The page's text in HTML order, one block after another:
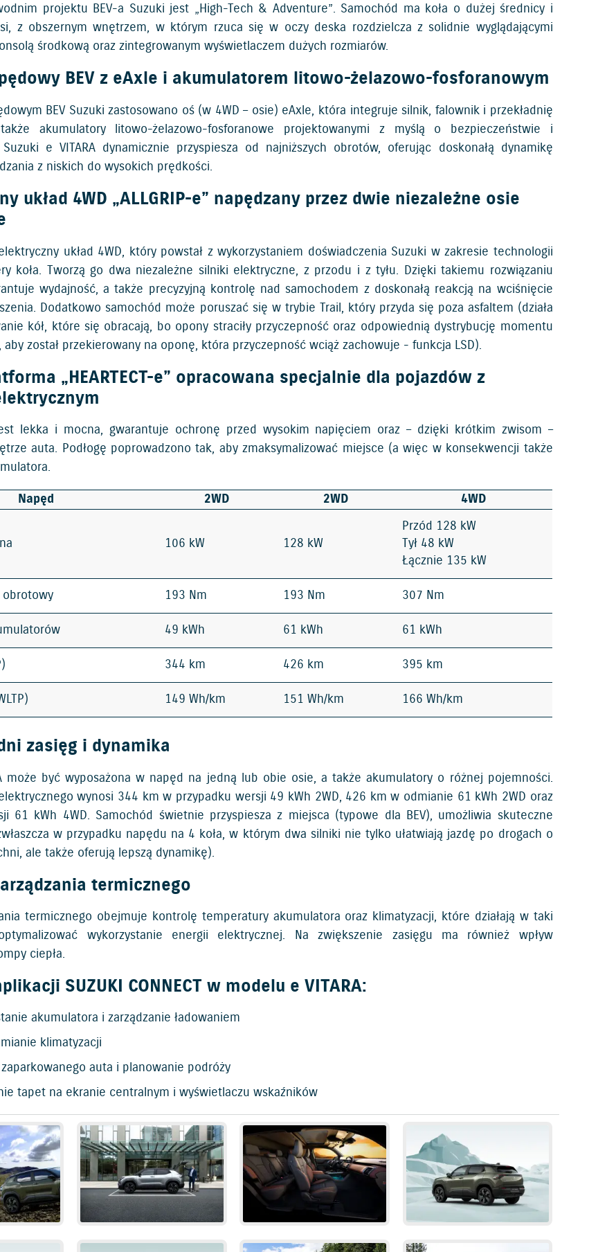
projektu BEV-a Suzuki jest „High-Tech & Adventure”. Samochód ma koła o dużej średnicy i
z obszernym wnętrzem, w którym rzuca się w oczy deska rozdzielcza z solidnie wyglądającymi
środkową oraz zintegrowanym wyświetlaczem dużych rozmiarów.
BEV z eAxle i akumulatorem litowo-żelazowo-fosforanowym
BEV Suzuki zastosowano oś (w 4WD – osie) eAxle, która integruje silnik, falownik i przekładnię
akumulatory litowo-żelazowo-fosforanowe projektowanymi z myślą o bezpieczeństwie i
e VITARA dynamicznie przyspiesza od najniższych obrotów, oferując doskonałą dynamikę
z niskich do wysokich prędkości.
układ 4WD „ALLGRIP-e” napędzany przez dwie niezależne osie
elektryczny układ 4WD, który powstał z wykorzystaniem doświadczenia Suzuki w zakresie technologii
koła. Tworzą go dwa niezależne silniki elektryczne, z przodu i z tyłu. Dzięki takiemu rozwiązaniu
wydajność, a także precyzyjną kontrolę nad samochodem z doskonałą reakcją na wciśnięcie
Dodatkowo samochód może poruszać się w trybie Trail, który przyda się poza asfaltem (działa
kół, które się obracają, bo opony straciły przyczepność oraz odpowiednią dystrybucję momentu
został przekierowany na oponę, która przyczepność wciąż zachowuje - funkcja LSD).
„HEARTECT-e” opracowana specjalnie dla pojazdów z
jest lekka i mocna, gwarantuje ochronę przed wysokim napięciem oraz – dzięki krótkim zwisom –
auta. Podłogę poprowadzono tak, aby zmaksymalizować miejsce (a więc w konsekwencji także
Napęd
2WD 2WD 4WD
106 kW 128 kW
Przód 128 kW
Tył 48 kW
Łącznie 135 kW
obrotowy 193 Nm 193 Nm 307 Nm
49 kWh 61 kWh 61 kWh
344 km 426 km 395 km
149 Wh/km 151 Wh/km 166 Wh/km
zasięg i dynamika
może być wyposażona w napęd na jedną lub obie osie, a także akumulatory o różnej pojemności.
wynosi 344 km w przypadku wersji 49 kWh 2WD, 426 km w odmianie 61 kWh 2WD oraz
61 kWh 4WD. Samochód świetnie przyspiesza z miejsca (typowe dla BEV), umożliwia skuteczne
w przypadku napędu na 4 koła, w którym dwa silniki nie tylko ułatwiają jazdę po drogach o
ale także oferują lepszą dynamikę).
termicznego
termicznego obejmuje kontrolę temperatury akumulatora oraz klimatyzacji, które działają w taki
wykorzystanie energii elektrycznej. Na zwiększenie zasięgu ma również wpływ
ciepła.
SUZUKI CONNECT w modelu e VITARA:
akumulatora i zarządzanie ładowaniem
klimatyzacji
auta i planowanie podróży
tapet na ekranie centralnym i wyświetlaczu wskaźników